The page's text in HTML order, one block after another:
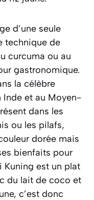
d’une seule
technique de
curcuma ou au
gastronomique.
la célèbre
Inde et au Moyen-
dans les
ou les pilafs,
dorée mais
bienfaits pour
Kuning est un plat
du lait de coco et
c’est donc